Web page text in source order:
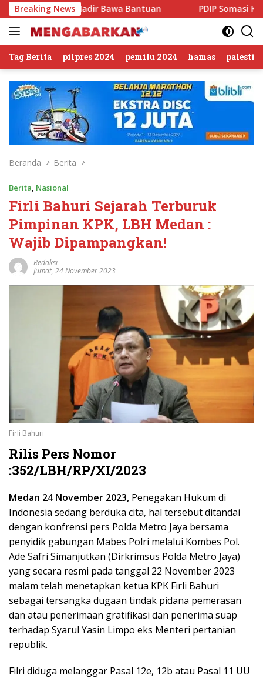
Langsung
ke
konten
Breaking News
Hadir Bawa Bantuan PDIP Somasi KWP Soal
Tag Berita pilpres 2024 pemilu 2024 hamas
Beranda Berita
Berita, Nasional
Firli Bahuri Sejarah Terburuk
Pimpinan KPK, LBH Medan :
Wajib Dipampangkan!
Redaksi
Jumat, 24 November 2023
Firli Bahuri
Rilis Pers Nomor
:352/LBH/RP/XI/2023
Medan 24 November 2023, Penegakan Hukum di
Indonesia sedang berduka cita, hal tersebut ditandai
dengan konfrensi pers Polda Metro Jaya bersama
penyidik gabungan Mabes Polri melalui Kombes Pol.
Ade Safri Simanjutkan (Dirkrimsus Polda Metro Jaya)
yang secara resmi pada tanggal 22 November 2023
malam telah menetapkan ketua KPK Firli Bahuri
sebagai tersangka dugaan tindak pidana pemerasan
dan atau penerimaan gratifikasi dan penerima suap
terhadap Syarul Yasin Limpo eks Menteri pertanian
republik.
Filri diduga melanggar Pasal 12e, 12b atau Pasal 11 UU